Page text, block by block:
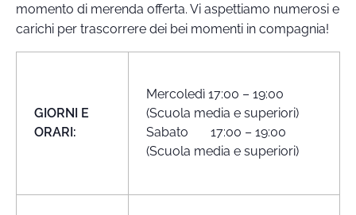
momento di merenda offerta. Vi aspettiamo numerosi e
carichi per trascorrere dei bei momenti in compagnia!
GIORNI E
ORARI:
Mercoledì 17:00 – 19:00
(Scuola media e superiori)
Sabato 17:00 – 19:00
(Scuola media e superiori)